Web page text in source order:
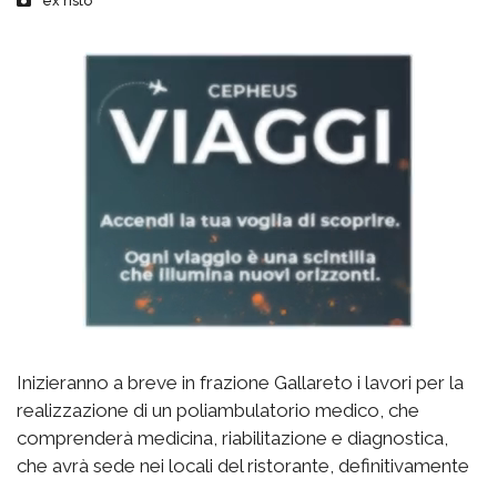
Inizieranno a breve in frazione Gallareto i lavori per la
realizzazione di un poliambulatorio medico, che
comprenderà medicina, riabilitazione e diagnostica,
che avrà sede nei locali del ristorante, definitivamente